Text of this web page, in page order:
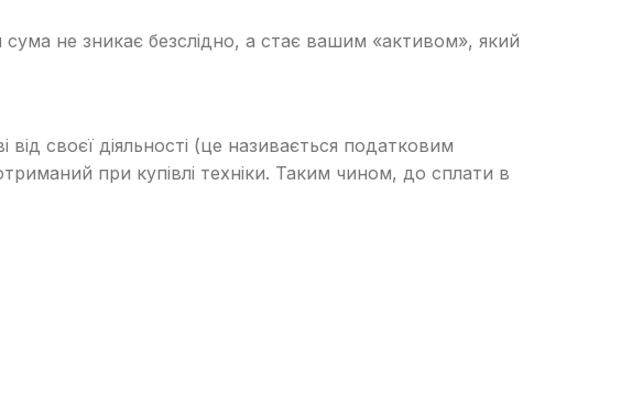
не зникає безслідно, а стає вашим «активом», який
своєї діяльності (це називається податковим
при купівлі техніки. Таким чином, до сплати в